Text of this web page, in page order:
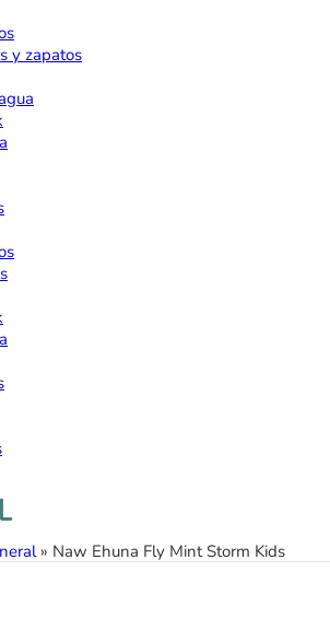
y zapatos
» Naw Ehuna Fly Mint Storm Kids